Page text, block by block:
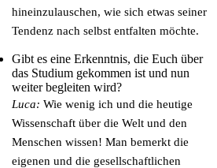
hineinzulauschen, wie sich etwas seiner
Tendenz nach selbst entfalten möchte.
Gibt es eine Erkenntnis, die Euch über
das Studium gekommen ist und nun
weiter begleiten wird?
Luca: Wie wenig ich und die heutige
Wissenschaft über die Welt und den
Menschen wissen! Man bemerkt die
eigenen und die gesellschaftlichen